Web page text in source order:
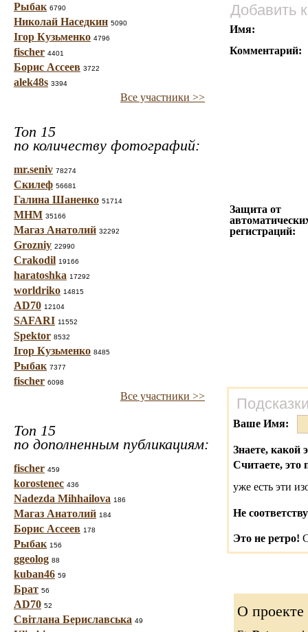
Рыбак 6790
Николай Наседкин 5090
Ігор Кузьменко 4796
fischer 4401
Борис Ассеев 3722
alek48s 3394
Все участники >>
Топ 15
по количеству фотографий:
mr.seniv 78274
Скилеф 56681
Галина Шаненко 51714
МНМ 35166
Магаз Анатолий 32292
Grozniy 22990
Crakodil 19166
haratoshka 17292
worldriko 14815
AD70 12104
SAFARI 11552
Spektor 8532
Ігор Кузьменко 8485
Рыбак 7377
fischer 6098
Все участники >>
Топ 15
по дополненным публикациям:
fischer 459
korostenec 436
Nadezda Mihhailova 186
Магаз Анатолий 184
Борис Ассеев 178
Рыбак 156
ggeolog 88
kuban46 59
Брат 56
AD70 52
Світлана Бериславська 49
Добавить
Имя:
Комментарий:
Защита от
регистраций:
Ваше Имя:
Знаете, какой
Считаете, это
уже есть эти
Не
Это не ретро!
О проекте